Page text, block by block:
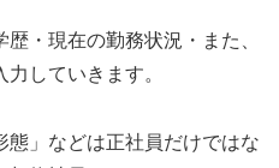
・現在の勤務状況・また、
していきます。
」などは正社員だけではな